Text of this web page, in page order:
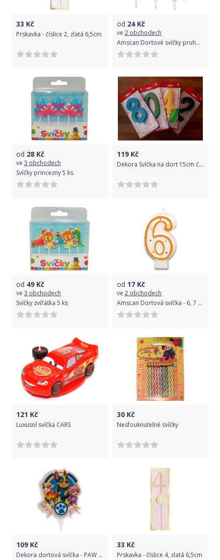
33 Kč
Prskavka - číslice 2, zlatá 6,5cm
od 24Kč
ve 2 obchodech
Amscan Dortové svíčky pruhované 24 ks + 12 stojánků
od 28 Kč
ve 3 obchodech
Svíčky princezny 5 ks
119 Kč
Dekora Svíčka na dort 15cm číslo 9 červená
od 49 Kč
ve 3 obchodech
Svíčky zvířátka 5 ks
od 17 Kč
ve 2 obchodech
Amscan Dortová svíčka - 6, 7 cm
121 Kč
Luxusní svíčka CARS
30 Kč
Nesfouknutelné svíčky
109 Kč
Dekora dortová svíčka - PAW patrola - tlapka - 1ks
33 Kč
Prskavka - číslice 4, zlatá 6,5cm